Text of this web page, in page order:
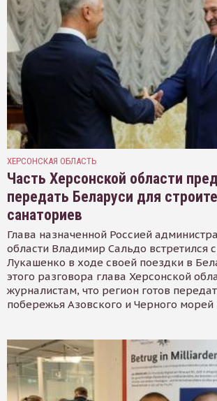
ХЕРСОНСКАЯ ОБЛАСТЬ
Часть Херсонской области
передать Беларуси для
санаториев
Глава назначенной Россией
области Владимир Сальдо встретился
Лукашенко в ходе своей поездки в
этого разговора глава Херсонской
журналистам, что регион готов
побережья Азовского и Черного морей